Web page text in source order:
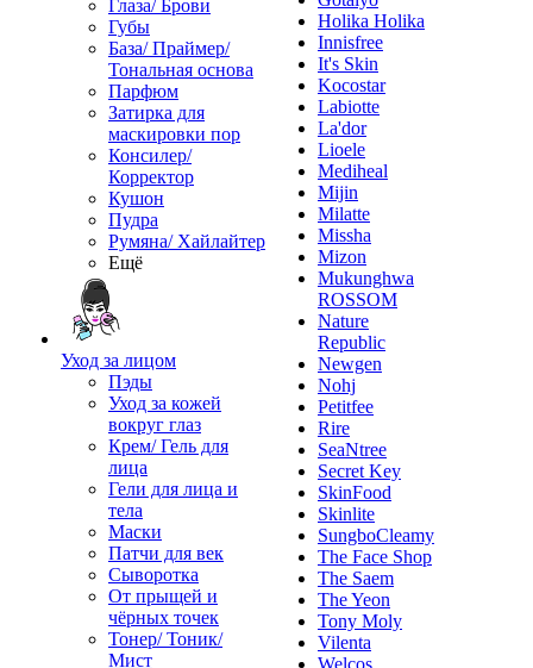
Глаза/ Брови
Губы
База/ Праймер/
Тональная основа
Парфюм
Затирка для
маскировки пор
Консилер/
Корректор
Кушон
Пудра
Румяна/ Хайлайтер
Ещё
Уход за лицом
Пэды
Уход за кожей
вокруг глаз
Крем/ Гель для
лица
Гели для лица и
тела
Маски
Патчи для век
Сыворотка
От прыщей и
чёрных точек
Тонер/ Тоник/
Мист
Holika Holika
Innisfree
It's Skin
Kocostar
Labiotte
La'dor
Lioele
Mediheal
Mijin
Milatte
Missha
Mizon
Mukunghwa
ROSSOM
Nature
Republic
Newgen
Nohj
Petitfee
Rire
SeaNtree
Secret Key
SkinFood
Skinlite
SungboCleamy
The Face Shop
The Saem
The Yeon
Tony Moly
Vilenta
Welcos